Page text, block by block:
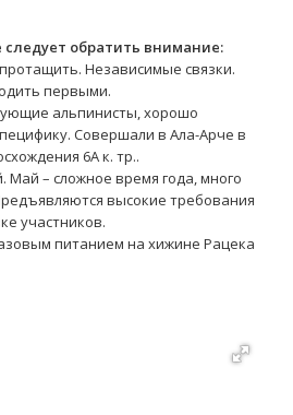
обратить внимание:
Независимые связки.
первыми.
альпинисты, хорошо
Совершали в Ала-Арче в
6А к. тр..
Май – сложное время года, много
высокие требования
участников.
питанием на хижине Рацека